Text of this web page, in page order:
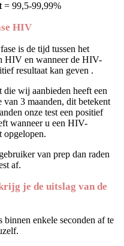
= 99,5-99,99%
HIV
is de tijd tussen het
HIV en wanneer de HIV-
resultaat kan geven .
wij aanbieden heeft een
3 maanden, dit betekent
onze test een positief
wanneer u een HIV-
opgelopen.
van prep dan raden
af.
je de uitslag van de
binnen enkele seconden af te